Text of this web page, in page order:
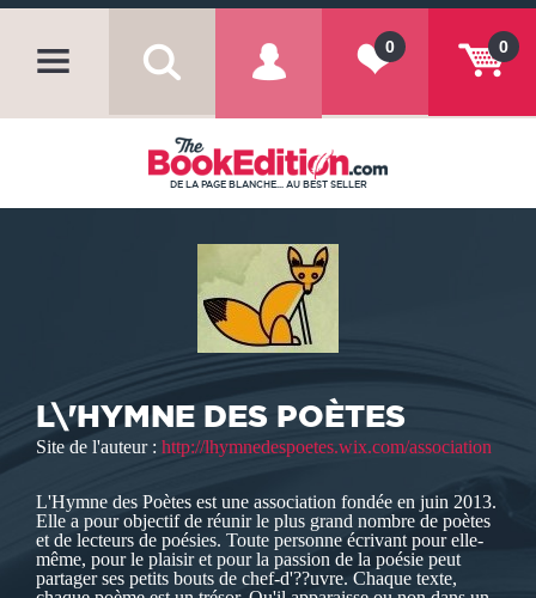
0
0
DE LA PAGE BLANCHE... AU BEST SELLER
L\'HYMNE DES POÈTES
Site de l'auteur : http://lhymnedespoetes.wix.com/association
L'Hymne des Poètes est une association fondée en juin 2013.
Elle a pour objectif de réunir le plus grand nombre de poètes
et de lecteurs de poésies. Toute personne écrivant pour elle-
même, pour le plaisir et pour la passion de la poésie peut
partager ses petits bouts de chef-d'??uvre. Chaque texte,